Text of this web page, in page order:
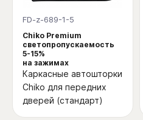
FD-z-689-1-5
Chiko Premium
светопропускаемость
5-15%
на зажимах
Каркасные автошторки
Chiko для передних
дверей (стандарт)